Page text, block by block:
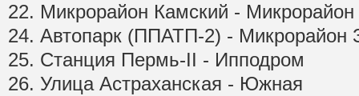
22. Микрорайон Камский -
24. Автопарк (ППАТП-2) - Микрорайон
25. Станция Пермь-II - Ипподром
26. Улица Астраханская - Южная